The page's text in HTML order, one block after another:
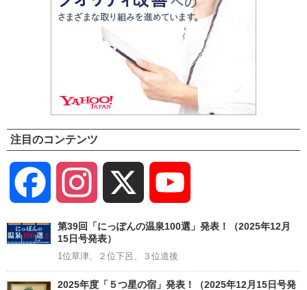
注目のコンテンツ
Facebook Instagram
Channel
第39回「にっぽんの温泉100選」発表！（2025年12月
15日号発表）
1位草津、２位下呂、３位道後
2025年度「５つ星の宿」発表！（2025年12月15日号発